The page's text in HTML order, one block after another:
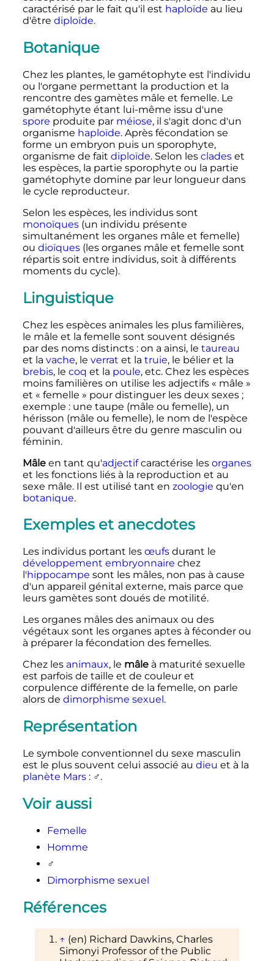
caractérisé par le fait qu'il est haploïde au lieu
d'être diploïde.
Botanique
Chez les plantes, le gamétophyte est l'individu
ou l'organe permettant la production et la
rencontre des gamètes mâle et femelle. Le
gamétophyte étant lui-même issu d'une
spore produite par méiose, il s'agit donc d'un
organisme haploïde. Après fécondation se
forme un embryon puis un sporophyte,
organisme de fait diploïde. Selon les cladeset
les espèces, la partie sporophyte ou la partie
gamétophyte domine par leur longueur dans
le cycle reproducteur.
Selon les espèces, les individus sont
monoïques(un individu présente
simultanément les organes mâle et femelle)
ou dioïques(les organes mâle et femelle sont
répartis soit entre individus, soit à différents
moments du cycle).
Linguistique
Chez les espèces animales les plus familières,
le mâle et la femelle sont souvent désignés
par des noms distincts : on a ainsi, le taureau
et la vache, le verrat et la truie, le bélier et la
brebis, le coq et la poule, etc. Chez les espèces
moins familières on utilise les adjectifs « mâle »
et « femelle » pour distinguer les deux sexes ;
exemple : une taupe (mâle ou femelle), un
hérisson (mâle ou femelle), le nom de l'espèce
pouvant d'ailleurs être du genre masculin ou
féminin.
Mâleen tant qu'adjectifcaractérise les organes
et les fonctions liés à la reproduction et au
sexe mâle. Il est utilisé tant en zoologie qu'en
botanique.
Exemples et anecdotes
Les individus portant les œufsdurant le
développement embryonnaire chez
l'hippocampe sont les mâles, non pas à cause
d'un appareil génital externe, mais parce que
leurs gamètes sont doués de motilité.
Les organes mâles des animaux ou des
végétaux sont les organes aptes à féconder ou
à préparer la fécondation des femelles.
Chez les animaux, le mâleà maturité sexuelle
est parfois de taille et de couleur et
corpulence différente de la femelle, on parle
alors de dimorphisme sexuel .
Représentation
Le symbole conventionnel du sexe masculin
est le plus souvent celui associé au dieu et à la
planète Mars : ♂.
Voir aussi
Femelle
Homme
♂
Dimorphisme sexuel
Références
↑ (en) Richard Dawkins, Charles
Simonyi Professor of the Public